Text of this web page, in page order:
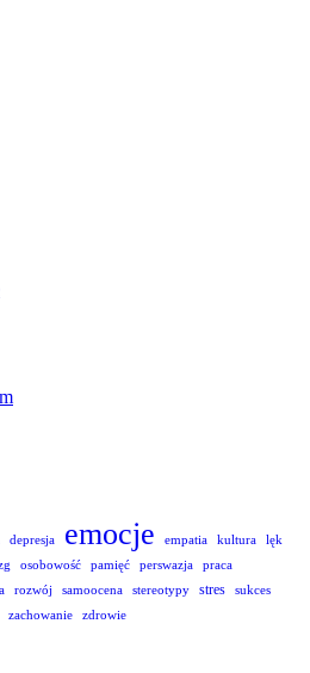
depresja emocje empatia kultura
lęk
osobowość pamięć perswazja
praca
rozwój samoocena stereotypy stres sukces
zachowanie zdrowie